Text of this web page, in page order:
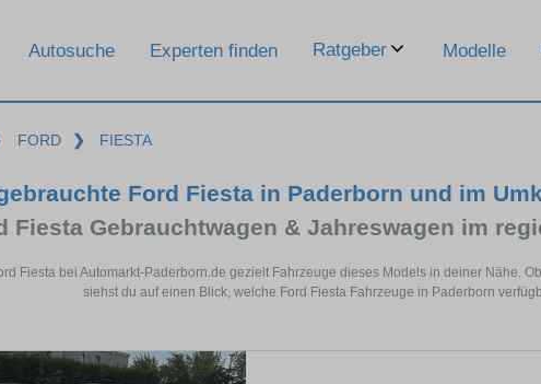
Autosuche Experten finden Ratgeber Modelle
FORD ❯ FIESTA
Ford Fiesta in Paderborn und im
Fiesta Gebrauchtwagen & Jahreswagen im
Fiesta bei Automarkt-Paderborn.de gezielt Fahrzeuge dieses Models in deiner Nähe.
siehst du auf einen Blick, welche Ford Fiesta Fahrzeuge in Paderborn